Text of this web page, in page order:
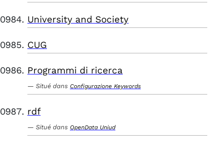
University and Society
CUG
Programmi di ricerca
Situé dans Configurazione Keywords
rdf
Situé dans OpenData Uniud